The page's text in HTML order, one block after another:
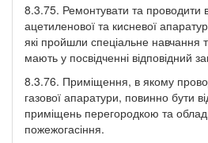
8.3.75. Ремонтувати та проводити
ацетиленової та кисневої
які пройшли спеціальне навчання
мають у посвідченні відповідний
8.3.76. Приміщення, в якому
газової апаратури, повинно бути
приміщень перегородкою та
пожежогасіння.